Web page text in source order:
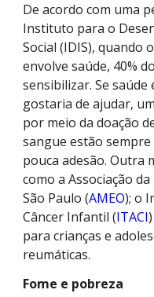
De acordo com uma
Instituto para o
Social (IDIS), quando
envolve saúde, 40%
sensibilizar. Se saúde
gostaria de ajudar,
por meio da doação
sangue estão
pouca adesão. Outra
como a Associação
São Paulo (AMEO); o
Câncer Infantil (ITACI
para crianças e
reumáticas.
Fome e pobreza